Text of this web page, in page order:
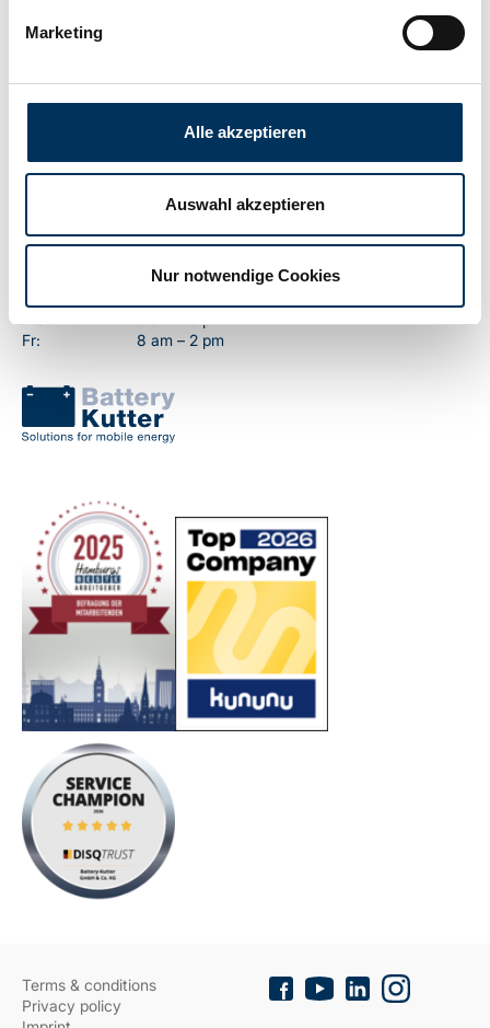
Marketing
Alle akzeptieren
Auswahl akzeptieren
Nur notwendige Cookies
Battery-Kutter GmbH & Co. KG
22851 Norderstedt
+49 40 401 161-79
info@battery-kutter.com
Fr:
8 am – 2 pm
Terms & conditions
Privacy policy